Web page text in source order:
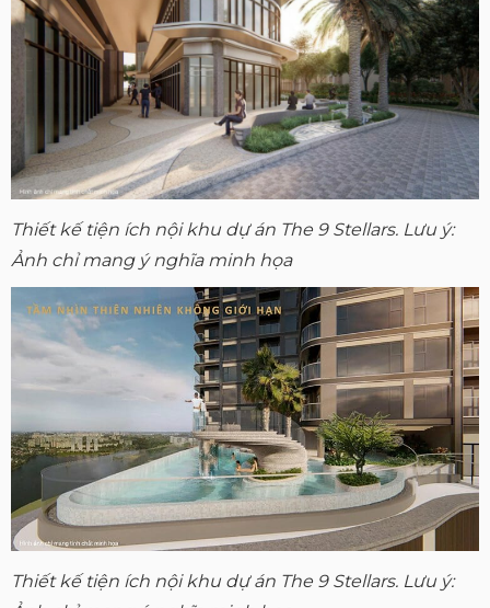
Thiết kế tiện ích nội khu dự án The 9 Stellars. Lưu ý:
Ảnh chỉ mang ý nghĩa minh họa
Thiết kế tiện ích nội khu dự án The 9 Stellars. Lưu ý: